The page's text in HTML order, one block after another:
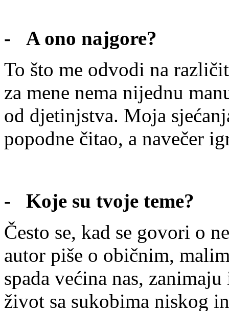
- A ono najgore?
To što me odvodi na
za mene nema nijednu
od djetinjstva. Moja
popodne čitao, a navečer
- Koje su tvoje teme?
Često se, kad se govori o
autor piše o običnim,
spada većina nas,
život sa sukobima niskog